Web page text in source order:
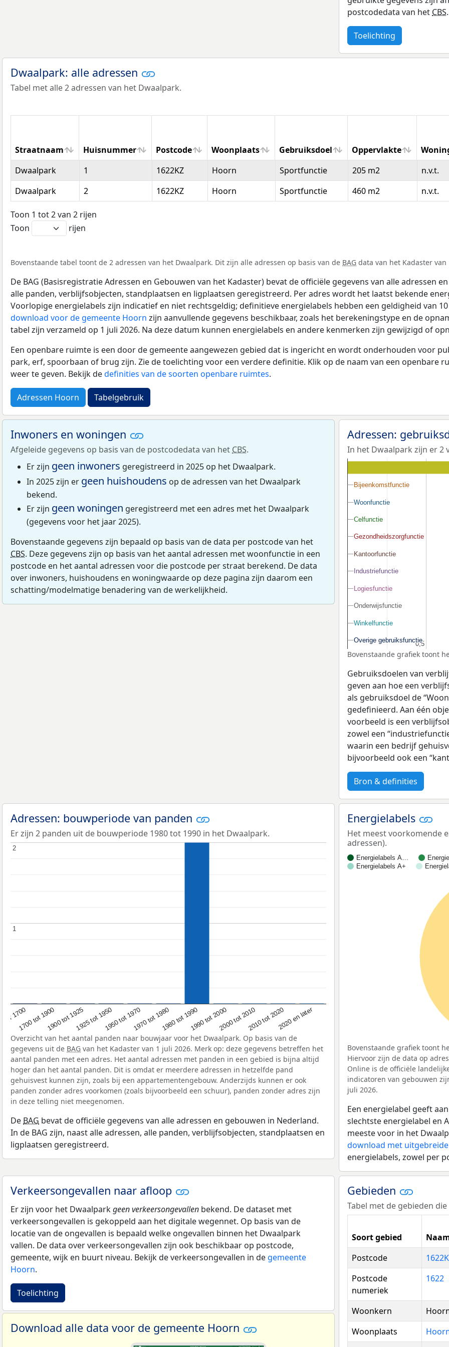
postcodedata van het CBS.
Toelichting
Dwaalpark: alle adressen
Tabel met alle 2 adressen van het Dwaalpark.
Straatnaam Huisnummer Postcode Woonplaats Gebruiksdoel Oppervlakte
Straatnaam
Huisnummer Postcode Woonplaats Gebruiksdoel Oppervlakte
Dwaalpark 1 1622KZ Hoorn Sportfunctie 205 m2 n.v.t.
Dwaalpark
2 1622KZ Hoorn Sportfunctie 460 m2 n.v.t.
Toon 1 tot 2 van 2 rijen
Toon
rijen
Bovenstaande tabel toont de 2 adressen van het Dwaalpark. Dit zijn alle adressen op basis van de BAG data van het Kadaster van
De BAG (Basisregistratie Adressen en Gebouwen van het Kadaster) bevat de officiële gegevens van alle adressen
alle panden, verblijfsobjecten, standplaatsen en ligplaatsen geregistreerd. Per adres wordt het laatst bekende
Voorlopige energielabels zijn indicatief en niet rechtsgeldig; definitieve energielabels hebben een geldigheid van
download voor de gemeente Hoorn zijn aanvullende gegevens beschikbaar, zoals het berekeningstype en de
tabel zijn verzameld op 1 juli 2026. Na deze datum kunnen energielabels en andere kenmerken zijn gewijzigd of
Een openbare ruimte is een door de gemeente aangewezen gebied dat is ingericht en wordt onderhouden voor
park, erf, spoorbaan of brug zijn. Zie de toelichting voor een verdere definitie. Klik op de naam van een openbare
weer te geven. Bekijk dedefinities van de soorten openbare ruimtes.
Adressen Hoorn Tabelgebruik
Inwoners en woningen
Afgeleide gegevens op basis van de postcodedata van het CBS.
Er zijn geen inwoners geregistreerd in 2025 op het Dwaalpark.
In 2025 zijn er geen huishoudens op de adressen van het Dwaalpark
bekend.
Er zijn geen woningen geregistreerd met een adres met het Dwaalpark
(gegevens voor het jaar 2025).
Bovenstaande gegevens zijn bepaald op basis van de data per postcode van het
CBS. Deze gegevens zijn op basis van het aantal adressen met woonfunctie in een
postcode en het aantal adressen voor die postcode per straat berekend. De data
over inwoners, huishoudens en woningwaarde op deze pagina zijn daarom een
schatting/modelmatige benadering van de werkelijkheid.
Adressen:
In het Dwaalpark zijn er
0,5
0,5
Bijeenkomstfunctie
Bijeenkomstfunctie
Woonfunctie
Woonfunctie
Celfunctie
Celfunctie
Gezondheidszorgfunctie
Gezondheidszorgfunctie
Kantoorfunctie
Kantoorfunctie
Industriefunctie
Industriefunctie
Logiesfunctie
Logiesfunctie
Onderwijsfunctie
Onderwijsfunctie
Winkelfunctie
Winkelfunctie
Overige gebruiksfunctie
Overige gebruiksfunctie
Bovenstaande grafiek toont
Gebruiksdoelen van
geven aan hoe een
als gebruiksdoel de
gedefinieerd. Aan één
voorbeeld is een
zowel een
waarin een bedrijf
bijvoorbeeld ook een
Bron & definities
Adressen: bouwperiode van panden
Er zijn 2 panden uit de bouwperiode 1980 tot 1990 in het Dwaalpark.
1700
1700 tot 19001900 tot 19251925 tot 19501950 tot 19701970 tot 19801980 tot 19901990 tot 20002000 tot 20102010 tot 20202020 en later
11
2
2
Overzicht van het aantal panden naar bouwjaar voor het Dwaalpark. Op basis van de
gegevens uit de BAG van het Kadaster van 1 juli 2026. Merk op: deze gegevens betreffen het
aantal panden met een adres. Het aantal adressen met panden in een gebied is bijna altijd
hoger dan het aantal panden. Dit is omdat er meerdere adressen in hetzelfde pand
gehuisvest kunnen zijn, zoals bij een appartementengebouw. Anderzijds kunnen er ook
panden zonder adres voorkomen (zoals bijvoorbeeld een schuur), panden zonder adres zijn
in deze telling niet meegenomen.
De BAG bevat de officiële gegevens van alle adressen en gebouwen in Nederland.
In de BAG zijn, naast alle adressen, alle panden, verblijfsobjecten, standplaatsen en
ligplaatsen geregistreerd.
Energielabels
Het meest voorkomende
adressen).
Energielabels A…
Energielabels A+
Bovenstaande grafiek toont
Hiervoor zijn de data op
Online is de officiële
indicatoren van gebouwen
juli 2026.
Een energielabel geeft
slechtste energielabel en
meeste voor in het
download met
energielabels, zowel per
Verkeersongevallen naar afloop
Er zijn voor het Dwaalparkgeen verkeersongevallen bekend. De dataset met
verkeersongevallen is gekoppeld aan het digitale wegennet. Op basis van de
locatie van de ongevallen is bepaald welke ongevallen binnen het Dwaalpark
vallen. De data over verkeersongevallen zijn ook beschikbaar op postcode,
gemeente, wijk en buurt niveau. Bekijk de verkeersongevallen in de gemeente
Hoorn.
Toelichting
Download alle data voor de gemeente Hoorn
Gebieden
Tabel met de gebieden die
Soort gebied
Postcode
Postcode
numeriek
1622
Woonkern
Woonplaats